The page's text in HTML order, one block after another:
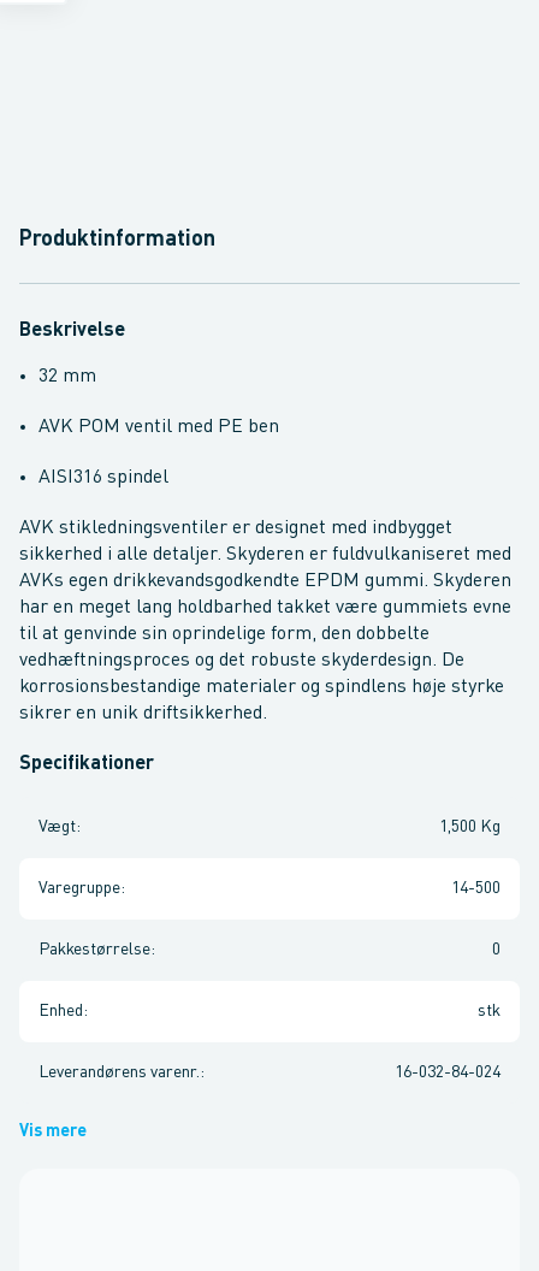
Produktinformation
Beskrivelse
32 mm
AVK POM ventil med PE ben
AISI316 spindel
AVK stikledningsventiler er designet med indbygget
sikkerhed i alle detaljer. Skyderen er fuldvulkaniseret med
AVKs egen drikkevandsgodkendte EPDM gummi. Skyderen
har en meget lang holdbarhed takket være gummiets evne
til at genvinde sin oprindelige form, den dobbelte
vedhæftningsproces og det robuste skyderdesign. De
korrosionsbestandige materialer og spindlens høje styrke
sikrer en unik driftsikkerhed.
Specifikationer
Vægt: 1,500 Kg
Varegruppe: 14-500
Pakkestørrelse: 0
Enhed : stk
Leverandørens varenr. : 16-032-84-024
Vis mere